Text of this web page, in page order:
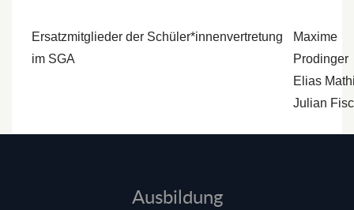
Ersatzmitglieder der Schüler*innenvertretung
im SGA
Maxime
Prodinger
Elias
Julian
Ausbildung